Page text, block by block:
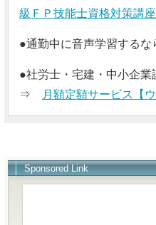
級ＦＰ技能士資格対策講座
●通勤中に音声学習す
●社労士・宅建・中小企
⇒
月額定額サービス【
Sponsored Link